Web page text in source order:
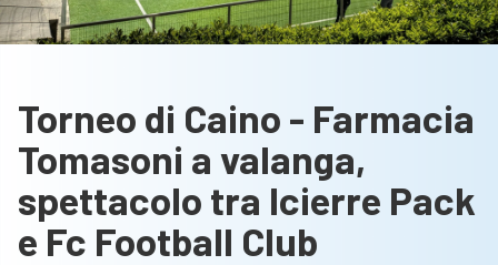
Torneo di Caino - Farmacia
Tomasoni a valanga,
spettacolo tra Icierre Pack
e Fc Football Club